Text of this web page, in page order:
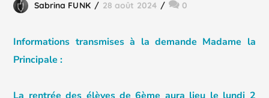
Sabrina FUNK 28 août 2024 0
Informations transmises à la demande Madame la
Principale :